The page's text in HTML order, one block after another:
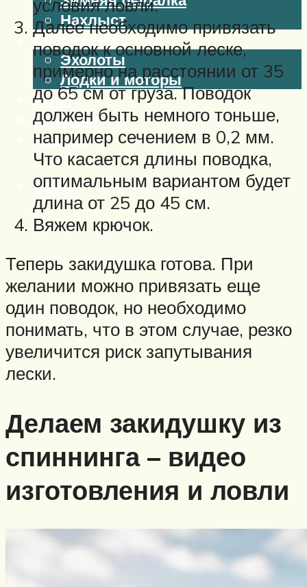
Нахлыст
Снаряжение
Эхолоты
Лодки и моторы
Узлы
Рецепты
Разное
Меню
условия ловли.
Далее необходимо привязать
поводок к основной леске,
примерно на расстоянии от 35
до 65 см от груза. Поводок
должен быть немного тоньше,
например сечением в 0,2 мм.
Что касается длины поводка,
оптимальным вариантом будет
длина от 25 до 45 см.
Вяжем крючок.
Теперь закидушка готова. При
желании можно привязать еще
один поводок, но необходимо
понимать, что в этом случае, резко
увеличится риск запутывания
лески.
Делаем закидушку из
спиннинга – видео
изготовления и ловли